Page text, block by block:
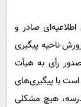
صادر و
ناحیه پیگیری
رأی به هیأت
است با پیگیری‌های
هیچ مشکلی